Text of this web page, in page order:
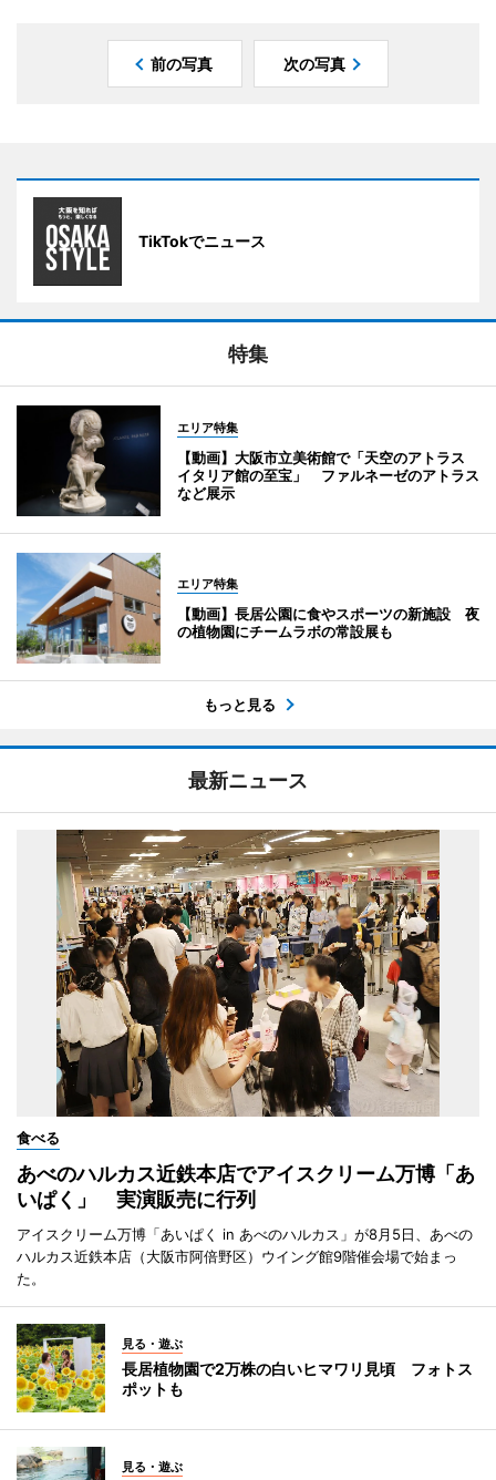
前の写真 次の写真
TikTokでニュース
特集
エリア特集
【動画】大阪市立美術館で「天空のアトラス
イタリア館の至宝」 ファルネーゼのアトラス
など展示
エリア特集
【動画】長居公園に食やスポーツの新施設 夜
の植物園にチームラボの常設展も
もっと見る
最新ニュース
食べる
あべのハルカス近鉄本店でアイスクリーム万博「あ
いぱく」 実演販売に行列
アイスクリーム万博「あいぱく in あべのハルカス」が8月5日、あべの
ハルカス近鉄本店（大阪市阿倍野区）ウイング館9階催会場で始まっ
た。
見る・遊ぶ
長居植物園で2万株の白いヒマワリ見頃 フォトス
ポットも
見る・遊ぶ